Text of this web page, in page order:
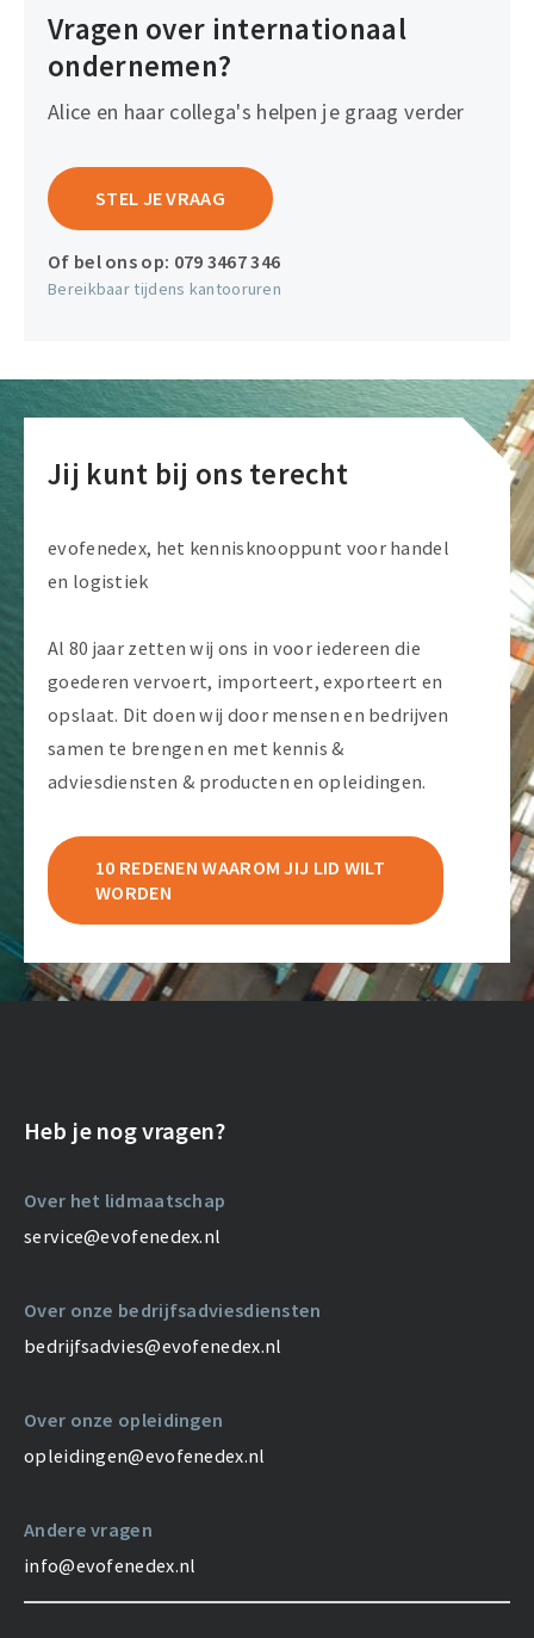
Vragen over internationaal
ondernemen?
Alice en haar collega's helpen je graag verder
STEL JE VRAAG
Of bel ons op: 079 3467 346
Bereikbaar tijdens kantooruren
Jij kunt bij ons terecht
evofenedex, het kennisknooppunt voor handel
en logistiek
Al 80 jaar zetten wij ons in voor iedereen die
goederen vervoert, importeert, exporteert en
opslaat. Dit doen wij door mensen en bedrijven
samen te brengen en met kennis &
adviesdiensten & producten en opleidingen.
10 REDENEN WAAROM JIJ LID WILT
WORDEN
Heb je nog vragen?
Over het lidmaatschap
service@evofenedex.nl
Over onze bedrijfsadviesdiensten
bedrijfsadvies@evofenedex.nl
Over onze opleidingen
opleidingen@evofenedex.nl
Andere vragen
info@evofenedex.nl